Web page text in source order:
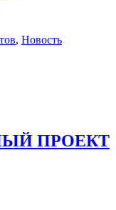
, Новость
ПРОЕКТ